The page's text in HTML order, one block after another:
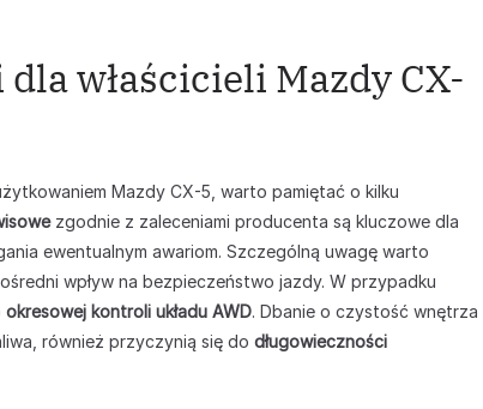
właścicieli Mazdy CX-
Mazdy CX-5, warto pamiętać o kilku
zgodnie z zaleceniami producenta są kluczowe dla
ewentualnym awariom. Szczególną uwagę warto
wpływ na bezpieczeństwo jazdy. W przypadku
okresowej kontroli układu AWD. Dbanie o czystość wnętrza
również przyczynią się do długowieczności